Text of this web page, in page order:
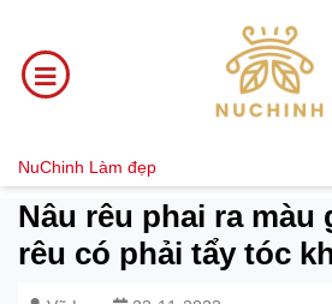
NuChinh Làm đẹp
Nâu rêu phai ra màu
rêu có phải tẩy tóc